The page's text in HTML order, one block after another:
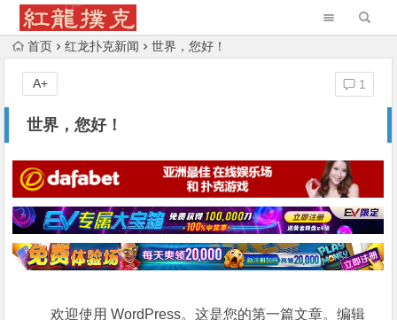
首页 红龙扑克新闻 世界，您好！
世界，您好！
1
A+
欢迎使用 WordPress。这是您的第一篇文章。编辑